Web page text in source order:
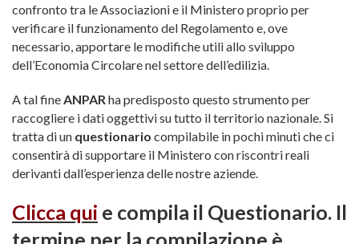
confronto tra le Associazioni e il Ministero proprio per
verificare il funzionamento del Regolamento e, ove
necessario, apportare le modifiche utili allo sviluppo
dell’Economia Circolare nel settore dell’edilizia.
A tal fineANPARha predisposto questo strumento per
raccogliere i dati oggettivi su tutto il territorio nazionale. Si
tratta di un questionario compilabile in pochi minuti che ci
consentirà di supportare il Ministero con riscontri reali
derivanti dall’esperienza delle nostre aziende.
Clicca qui e compila il Questionario. Il
termine per la compilazione è